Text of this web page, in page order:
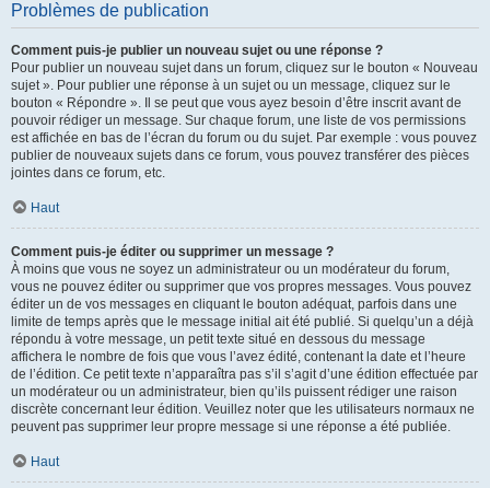
Problèmes de publication
Comment puis-je publier un nouveau sujet ou une réponse ?
Pour publier un nouveau sujet dans un forum, cliquez sur le bouton « Nouveau
sujet ». Pour publier une réponse à un sujet ou un message, cliquez sur le
bouton « Répondre ». Il se peut que vous ayez besoin d’être inscrit avant de
pouvoir rédiger un message. Sur chaque forum, une liste de vos permissions
est affichée en bas de l’écran du forum ou du sujet. Par exemple : vous pouvez
publier de nouveaux sujets dans ce forum, vous pouvez transférer des pièces
jointes dans ce forum, etc.
Haut
Comment puis-je éditer ou supprimer un message ?
À moins que vous ne soyez un administrateur ou un modérateur du forum,
vous ne pouvez éditer ou supprimer que vos propres messages. Vous pouvez
éditer un de vos messages en cliquant le bouton adéquat, parfois dans une
limite de temps après que le message initial ait été publié. Si quelqu’un a déjà
répondu à votre message, un petit texte situé en dessous du message
affichera le nombre de fois que vous l’avez édité, contenant la date et l’heure
de l’édition. Ce petit texte n’apparaîtra pas s’il s’agit d’une édition effectuée par
un modérateur ou un administrateur, bien qu’ils puissent rédiger une raison
discrète concernant leur édition. Veuillez noter que les utilisateurs normaux ne
peuvent pas supprimer leur propre message si une réponse a été publiée.
Haut